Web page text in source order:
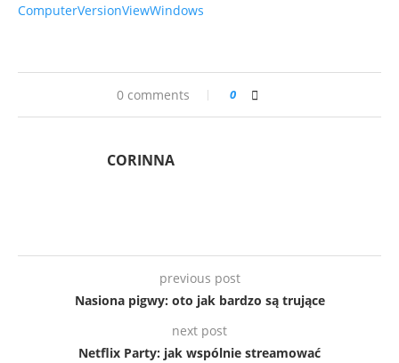
ComputerVersionViewWindows
0 comments 0
CORINNA
previous post
Nasiona pigwy: oto jak bardzo są trujące
next post
Netflix Party: jak wspólnie streamować